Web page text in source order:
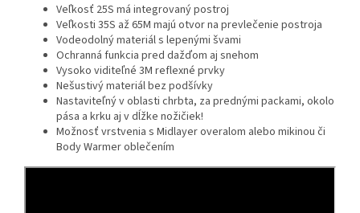
Veľkosť 25S má integrovaný postroj
Veľkosti 35S až 65M majú otvor na prevlečenie postroja
Vodeodolný materiál s lepenými švami
Ochranná funkcia pred dažďom aj snehom
Vysoko viditeľné 3M reflexné prvky
Nešustivý materiál bez podšívky
Nastaviteľný v oblasti chrbta, za prednými packami, okolo
pása a krku aj v dĺžke nožičiek!
Možnosť vrstvenia s Midlayer overalom alebo mikinou či
Body Warmer oblečením